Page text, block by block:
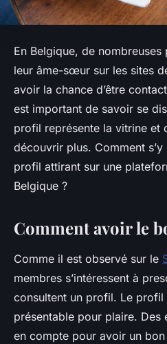
En Belgique, de
leur âme-sœur sur les sites
avoir la chance d’être
est important de savoir se
profil représente la vitrine et
découvrir plus. Comment
profil attirant sur une
Belgique ?
Comment avoir le
Comme il est observé sur le
membres s’intéressent à
consultent un profil. Le profil
présentable pour plaire. Des
en compte pour avoir un